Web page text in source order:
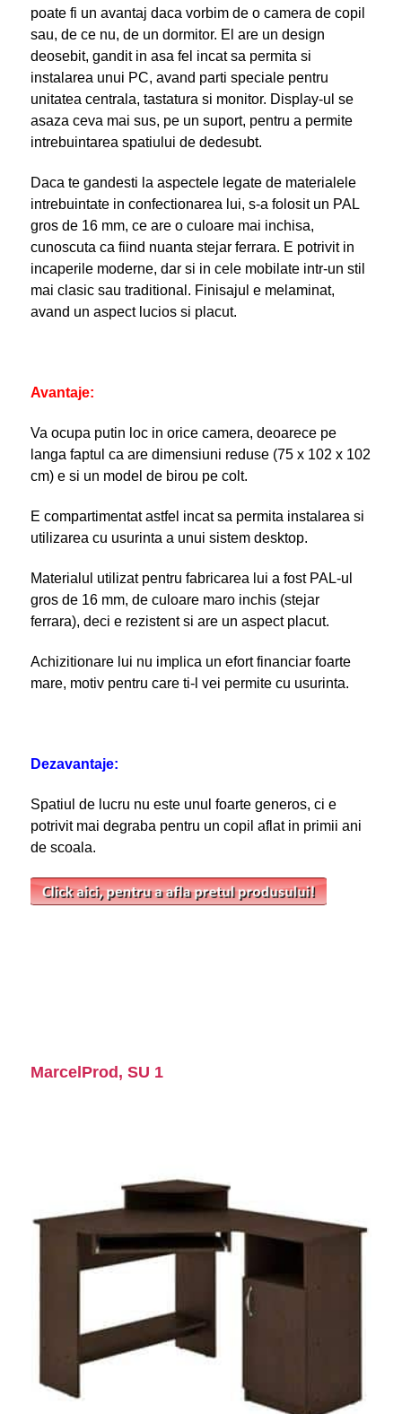
poate fi un avantaj daca vorbim de o camera de copil
sau, de ce nu, de un dormitor. El are un design
deosebit, gandit in asa fel incat sa permita si
instalarea unui PC, avand parti speciale pentru
unitatea centrala, tastatura si monitor. Display-ul se
asaza ceva mai sus, pe un suport, pentru a permite
intrebuintarea spatiului de dedesubt.
Daca te gandesti la aspectele legate de materialele
intrebuintate in confectionarea lui, s-a folosit un PAL
gros de 16 mm, ce are o culoare mai inchisa,
cunoscuta ca fiind nuanta stejar ferrara. E potrivit in
incaperile moderne, dar si in cele mobilate intr-un stil
mai clasic sau traditional. Finisajul e melaminat,
avand un aspect lucios si placut.
Avantaje:
Va ocupa putin loc in orice camera, deoarece pe
langa faptul ca are dimensiuni reduse (75 x 102 x 102
cm) e si un model de birou pe colt.
E compartimentat astfel incat sa permita instalarea si
utilizarea cu usurinta a unui sistem desktop.
Materialul utilizat pentru fabricarea lui a fost PAL-ul
gros de 16 mm, de culoare maro inchis (stejar
ferrara), deci e rezistent si are un aspect placut.
Achizitionare lui nu implica un efort financiar foarte
mare, motiv pentru care ti-l vei permite cu usurinta.
Dezavantaje:
Spatiul de lucru nu este unul foarte generos, ci e
potrivit mai degraba pentru un copil aflat in primii ani
de scoala.
MarcelProd, SU 1